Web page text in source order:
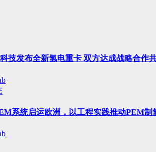
技发布全新氢电重卡 双方达成战略合作
系统启运欧洲，以工程实践推动PEM制